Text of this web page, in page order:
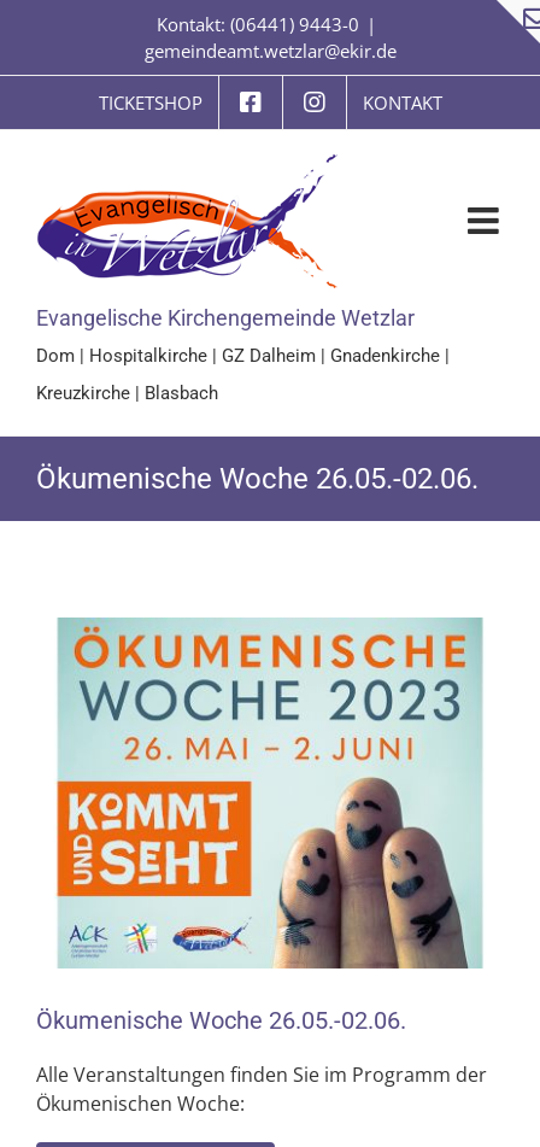
springen
Kontakt: (06441) 9443-0 |
gemeindeamt.wetzlar@ekir.de
TICKETSHOP KONTAKT
Evangelische Kirchengemeinde Wetzlar
Dom | Hospitalkirche | GZ Dalheim | Gnadenkirche |
Kreuzkirche | Blasbach
Ökumenische Woche 26.05.-02.06.
Zeige
grösseres
Ökumenische Woche 26.05.-02.06.
Alle Veranstaltungen finden Sie im Programm der
Ökumenischen Woche: